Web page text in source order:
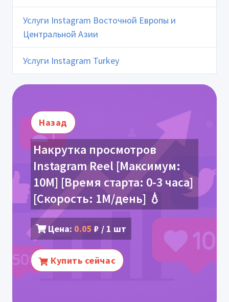
Услуги Instagram Восточной Европы и
Центральной Азии
Услуги Instagram Turkey
Назад
Накрутка просмотров
Instagram Reel [Максимум:
10М] [Время старта: 0-3 часа]
[Скорость: 1М/день] 💧
Цена: 0.05 ₽ / 1 шт
Купить сейчас